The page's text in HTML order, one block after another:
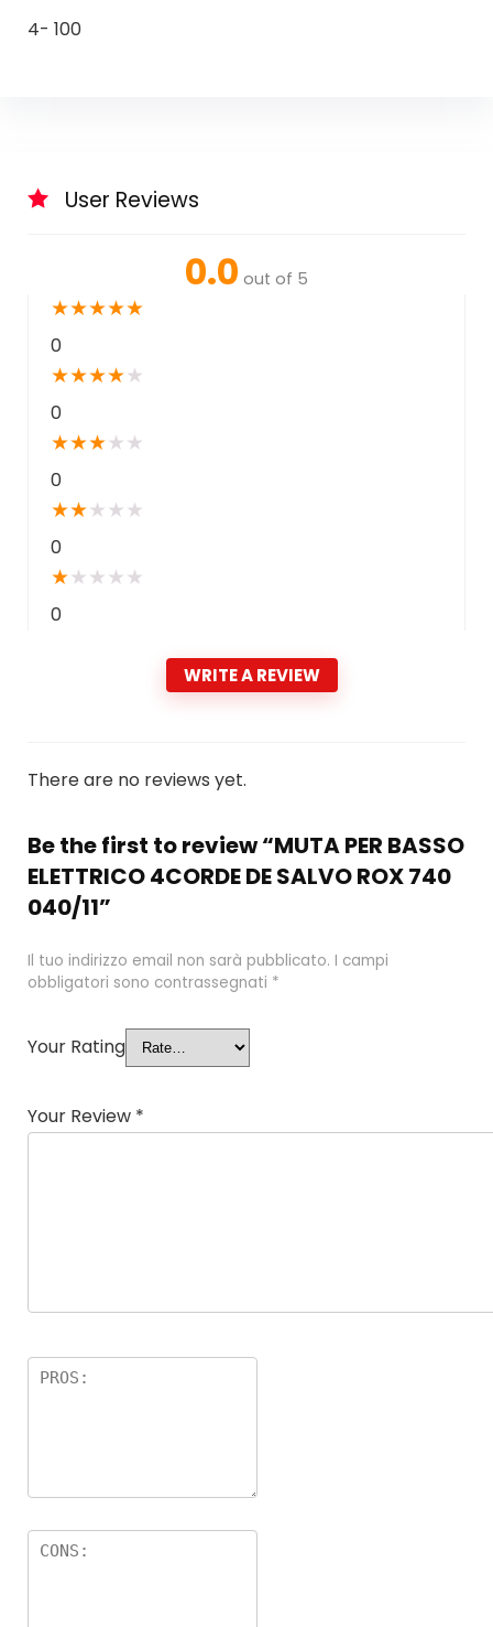
4- 100
User Reviews
0.0 out of 5
★★★★★
0
★★★★★
0
★★★★ ★
0
★★★ ★ ★
0
★★ ★ ★ ★
0
WRITE A REVIEW
There are no reviews yet.
Be the first to review “MUTA PER BASSO
ELETTRICO 4CORDE DE SALVO ROX 740
040/11”
Il tuo indirizzo email non sarà pubblicato. I campi
obbligatori sono contrassegnati *
Your Rating
Your Review *